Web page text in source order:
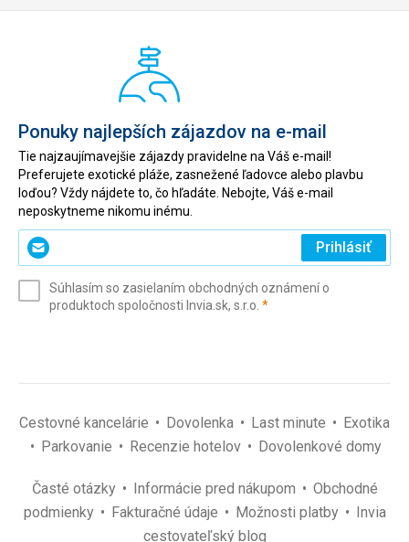
Ponuky najlepších zájazdov na e-mail
Tie najzaujímavejšie zájazdy pravidelne na Váš e-mail!
Preferujete exotické pláže, zasnežené ľadovce alebo plavbu
loďou? Vždy nájdete to, čo hľadáte. Nebojte, Váš e-mail
neposkytneme nikomu inému.
Zadajte
svoj
(povinné)
Prihlásiť
Súhlasím so zasielaním obchodných oznámení o
produktoch spoločnosti Invia.sk, s.r.o. *(povinné)
Cestovné kancelárie Dovolenka Last minute
Exotika
Parkovanie
Recenzie hotelov Dovolenkové domy
Časté otázky Informácie pred nákupom
Obchodné
podmienky
Fakturačné údaje Možnosti platby
Invia
cestovateľský blog